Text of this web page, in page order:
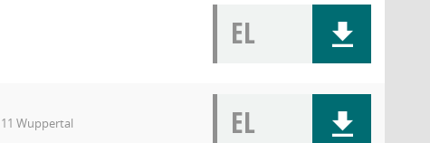
EL
Wuppertal
EL